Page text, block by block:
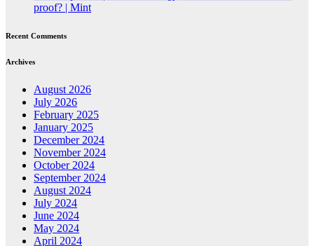
proof? | Mint
Recent Comments
Archives
August 2026
July 2026
February 2025
January 2025
December 2024
November 2024
October 2024
September 2024
August 2024
July 2024
June 2024
May 2024
April 2024